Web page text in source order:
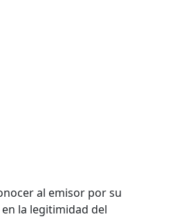
al emisor por su
la legitimidad del